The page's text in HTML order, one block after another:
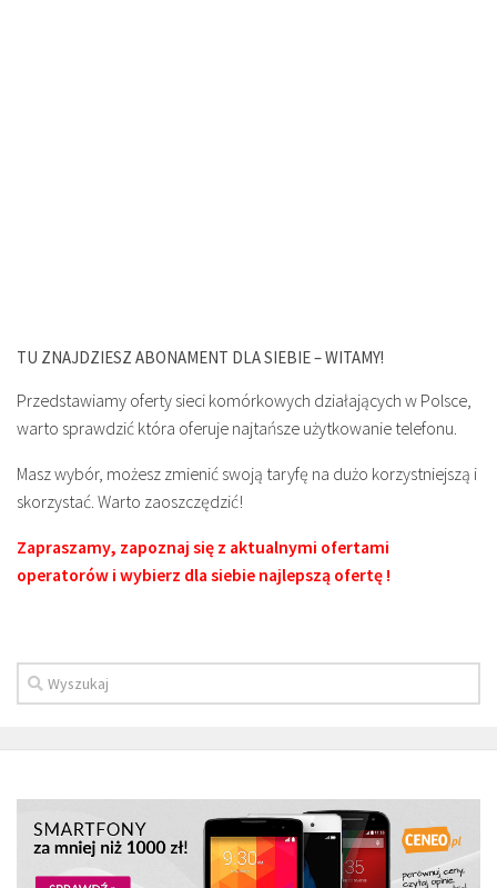
TU ZNAJDZIESZ ABONAMENT DLA SIEBIE – WITAMY!
Przedstawiamy oferty sieci komórkowych działających w Polsce,
warto sprawdzić która oferuje najtańsze użytkowanie telefonu.
Masz wybór, możesz zmienić swoją taryfę na dużo korzystniejszą i
skorzystać. Warto zaoszczędzić!
Zapraszamy, zapoznaj się z aktualnymi ofertami
operatorów i wybierz dla siebie najlepszą ofertę !